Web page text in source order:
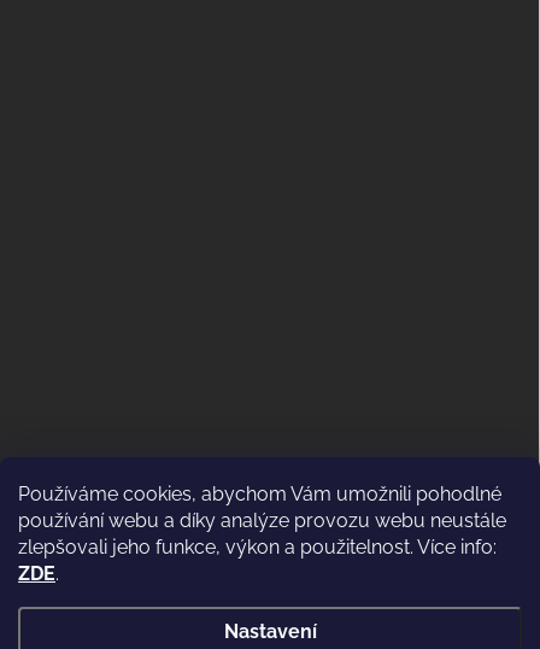
Používáme cookies, abychom Vám umožnili pohodlné
používání webu a díky analýze provozu webu neustále
zlepšovali jeho funkce, výkon a použitelnost. Více info:
ZDE.
Nastavení
ODSTOUPENÍ OD KUPNÍ SMLOUVY
(VRÁCENÍ)